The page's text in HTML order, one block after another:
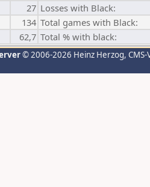
27 Losses with Black:
134 Total games with Black:
62,7 Total % with black:
© 2006-2026 Heinz Herzog,